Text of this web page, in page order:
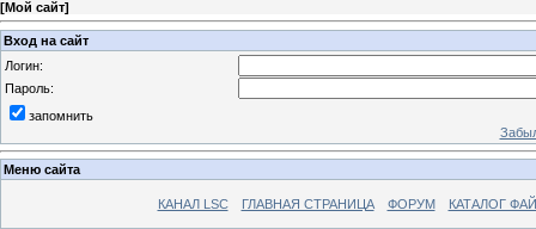
[Мой сайт]
Вход на сайт
Логин:
Пароль:
запомнить
Меню сайта
КАНАЛ LSC ГЛАВНАЯ СТРАНИЦА ФОРУМ КАТАЛОГ